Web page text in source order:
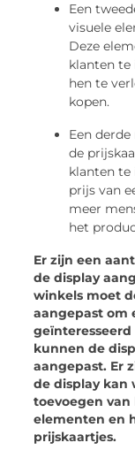
Een
visuele
Deze
klanten
hen te
kopen.
Een
de
klanten te
prijs van
meer
het
Er zijn een
de display
winkels moet
aangepast om
kunnen de
aangepast. Er
de display kan
toevoegen
elementen en
prijskaartjes.